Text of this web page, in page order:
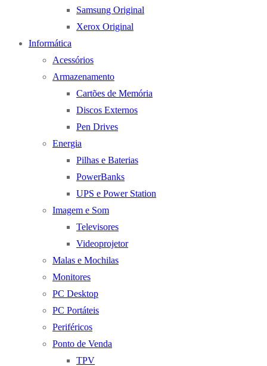
Samsung Original
Xerox Original
Informática
Acessórios
Armazenamento
Cartões de Memória
Discos Externos
Pen Drives
Energia
Pilhas e Baterias
PowerBanks
UPS e Power Station
Imagem e Som
Televisores
Videoprojetor
Malas e Mochilas
Monitores
PC Desktop
PC Portáteis
Periféricos
Ponto de Venda
TPV